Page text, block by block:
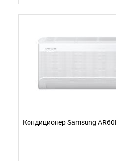
Кондиционер Samsung